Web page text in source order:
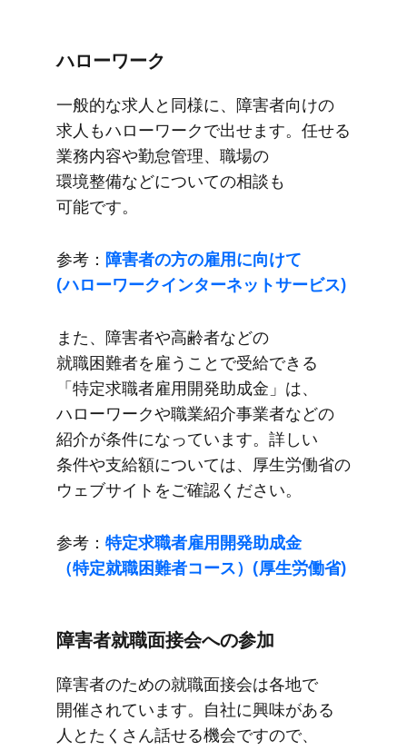
ハローワーク
一般的な​求人と​同様に、​障害者向けの​
求人も​ハローワークで​出せます。​任せる​
業務内容や​勤怠管理、​職場の​
環境整備などに​ついての​相談も​
可能です。
参考： 障害者の​方の​雇用に​向けて​
(ハローワークインターネットサービス)
また、​障害者や​高齢者などの​
就職困難者を​雇う​ことで​受給できる​
「特定求職者雇用開発助成金」は、​
ハローワークや​職業紹介事業者などの​
紹介が​条件に​なっています。​詳しい​
条件や​支給額に​ついては、​厚生労働省の​
ウェブサイトを​ご確認ください。
参考： 特定求職者雇用開発助成金​
（特定就職困難者コース）​(厚生労働省)
障害者就職面接会への​参加
障害者の​ための​就職面接会は​各地で​
開催されています。​自社に​興味が​ある​
人と​たくさん​話せる​機会ですので、​